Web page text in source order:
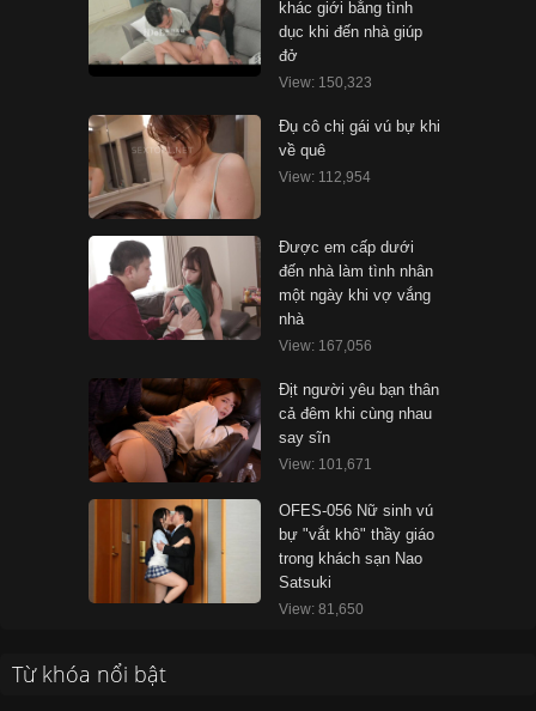
khác giới bằng tình
dục khi đến nhà giúp
đở
View: 150,323
Đụ cô chị gái vú bự khi
về quê
View: 112,954
Được em cấp dưới
đến nhà làm tình nhân
một ngày khi vợ vắng
nhà
View: 167,056
Địt người yêu bạn thân
cả đêm khi cùng nhau
say sĩn
View: 101,671
OFES-056 Nữ sinh vú
bự "vắt khô" thầy giáo
trong khách sạn Nao
Satsuki
View: 81,650
Từ khóa nổi bật